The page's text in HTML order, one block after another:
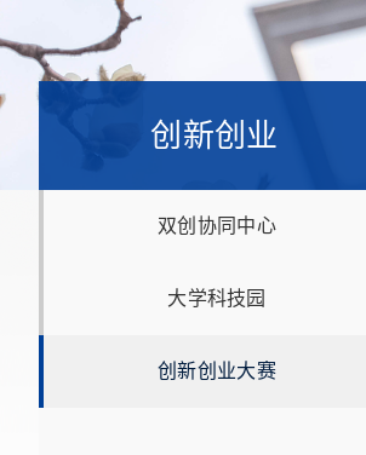
创新创业
双创协同中心
大学科技园
创新创业大赛